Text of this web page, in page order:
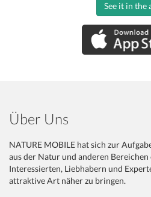
See it in the
Über Uns
NATURE MOBILE hat sich zur
aus der Natur und anderen
Interessierten, Liebhabern und
attraktive Art näher zu bringen.